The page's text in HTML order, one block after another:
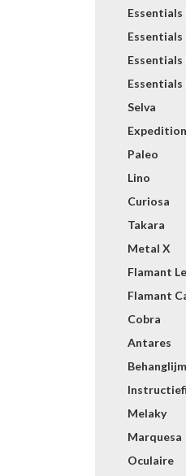
Essentials
Selva
Expedition
Paleo
Lino
Curiosa
Takara
Metal X
Flamant
Flamant
Cobra
Antares
Behanglijm
Melaky
Marquesa
Oculaire